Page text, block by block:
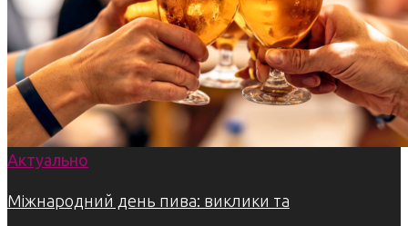
Актуально
Міжнародний день пива: виклики та